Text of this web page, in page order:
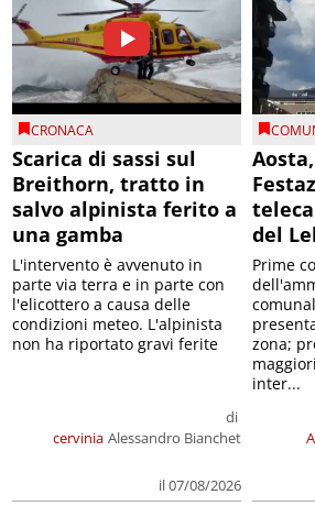
CRONACA
Scarica di sassi sul
Breithorn, tratto in
salvo alpinista ferito a
una gamba
cervinia
di
Alessandro Bianchet
il 07/08/2026
L'intervento è avvenuto in
parte via terra e in parte con
l'elicottero a causa delle
condizioni meteo. L'alpinista
non ha riportato gravi ferite
del
Prime
zona;
inter...